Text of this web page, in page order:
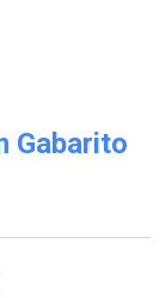
Gabarito